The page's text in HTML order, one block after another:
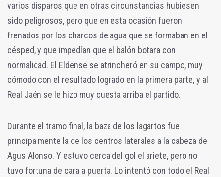
varios disparos que en otras circunstancias hubiesen
sido peligrosos, pero que en esta ocasión fueron
frenados por los charcos de agua que se formaban en el
césped, y que impedían que el balón botara con
normalidad. El Eldense se atrincheró en su campo, muy
cómodo con el resultado logrado en la primera parte, y al
Real Jaén se le hizo muy cuesta arriba el partido.
Durante el tramo final, la baza de los lagartos fue
principalmente la de los centros laterales a la cabeza de
Agus Alonso. Y estuvo cerca del gol el ariete, pero no
tuvo fortuna de cara a puerta. Lo intentó con todo el Real